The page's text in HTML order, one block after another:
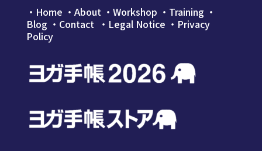
し
・ Home ・ About・ Workshop ・ Training ・
Blog ・ Contact ・Legal Notice ・ Privacy
Policy